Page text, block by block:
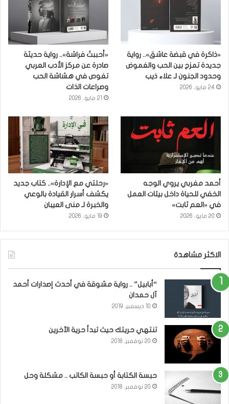
«ذاكرة في قبضة عاشق».. رواية
جديدة تمزج بين الحب والغموض
وحدود الجنون لـ علاء ذيب
24 مايو، 2026
«أحببتُ فراشة».. رواية حديثة
صادرة عن مركز الأدب العربي
تغوص في هشاشة الحب
وصراعات الذات
21 مايو، 2026
أحمد مغربي يروي الوجه
الخفي للحياة داخل بيئات العمل
في «العم ثابت»
20 مايو، 2026
«رحلتي مع الإدارة».. كتاب جديد
يكشف أسرار القيادة بالوعي
والخبرة لـ منى العيبان
19 مايو، 2026
الاكثر مشاهدة
“أبابيل” .. رواية مشوقة في أحدث إصدارات أحمد
آل حمدان
10 ديسمبر، 2019
تنتهي حريتك حيث تبدأ حرية الآخرين
20 نوفمبر، 2018
حبسة الكتابة أو حبسة الكاتب .. مشكلة وحل
20 نوفمبر، 2018